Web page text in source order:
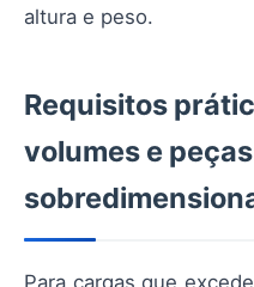
altura e peso.
Requisitos
volumes e peças
Para cargas que